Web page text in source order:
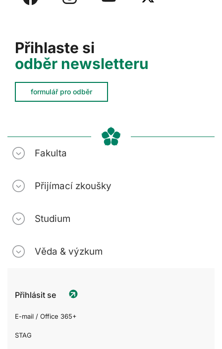
Přihlaste si
odběr newsletteru
formulář pro odběr
Fakulta
Přijímací zkoušky
Studium
Věda & výzkum
Přihlásit se
E-mail / Office 365+
STAG